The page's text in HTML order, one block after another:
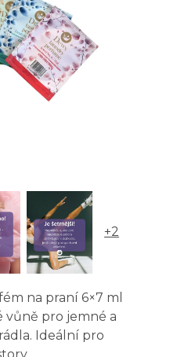
+2
na praní 6×7 ml
pro jemné a
Ideální pro